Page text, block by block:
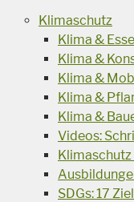
Klimaschutz
Klima &
Klima &
Klima &
Klima &
Klima &
Videos:
Klimaschutz
SDGs: 17